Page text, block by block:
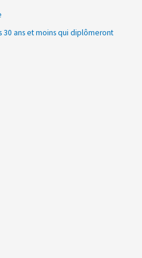
30 ans et moins qui diplômeront